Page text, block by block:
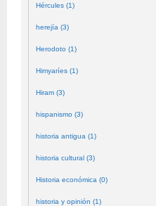
Hércules (1)
herejía (3)
Herodoto (1)
Himyaríes (1)
Hiram (3)
hispanismo (3)
historia antigua (1)
historia cultural (3)
Historia económica (0)
historia y opinión (1)